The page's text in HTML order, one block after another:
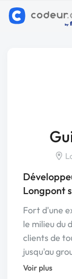
Longpont
Fort d'une
le milieu du
clients de
jusqu'au
Voir plus